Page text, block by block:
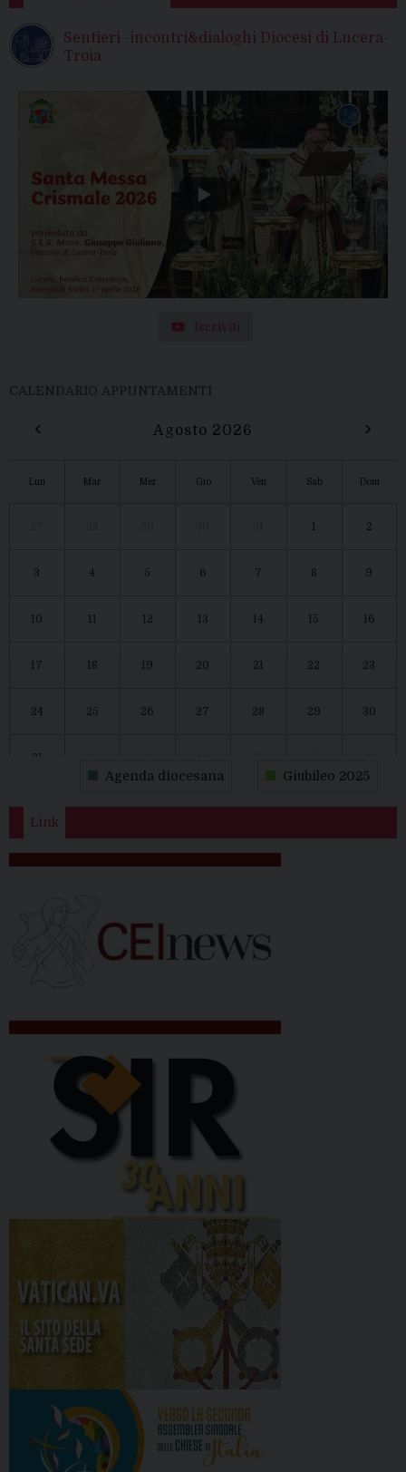
Sentieri -incontri&dialoghi Diocesi di Lucera-
Troia
Iscriviti
CALENDARIO APPUNTAMENTI
‹ Agosto 2026 ›
Lun Mar Mer Gio Ven Sab Dom
1 2
3 4 5 6 7 8 9
10 11 12 13 14 15 16
17 18 19 20 21 22 23
24 25 26 27 28 29 30
31
Agenda diocesana Giubileo 2025
Link